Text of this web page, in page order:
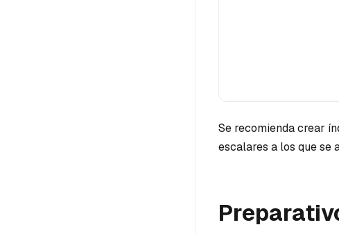
Se recomienda crear
escalares a los que se